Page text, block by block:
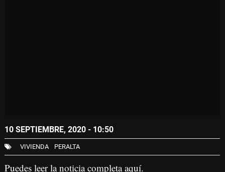
10 SEPTIEMBRE, 2020 - 10:50
VIVIENDA PERALTA
Puedes leer la noticia completa aquí.